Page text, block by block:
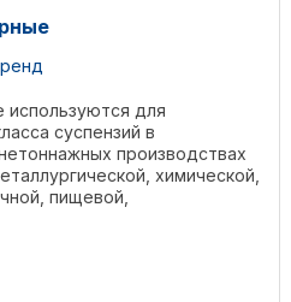
для
суспензий в
производствах
химической,
пищевой,
...